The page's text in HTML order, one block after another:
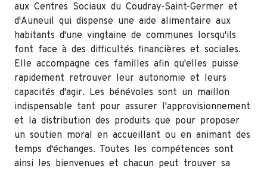
aux Centres Sociaux du Coudray-Saint-Germer et
d'Auneuil qui dispense une aide alimentaire aux
habitants d'une vingtaine de communes lorsqu'ils
font face à des difficultés financières et sociales.
Elle accompagne ces familles afin qu'elles puisse
rapidement retrouver leur autonomie et leurs
capacités d'agir. Les bénévoles sont un maillon
indispensable tant pour assurer l'approvisionnement
et la distribution des produits que pour proposer
un soutien moral en accueillant ou en animant des
temps d'échanges. Toutes les compétences sont
ainsi les bienvenues et chacun peut trouver sa